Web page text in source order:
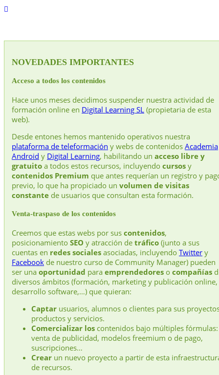
NOVEDADES IMPORTANTES
Acceso a todos los contenidos
Hace unos meses decidimos suspender nuestra actividad de
formación online en Digital Learning SL (propietaria de esta
web).
Desde entones hemos mantenido operativos nuestra
plataforma de teleformación y webs de contenidos Academia
Android y Digital Learning, habilitando un acceso libre y
gratuito a todos estos recursos, incluyendo cursos y
contenidos Premium que antes requerían un registro y
previo, lo que ha propiciado un volumen de visitas
constante de usuarios que consultan esta formación.
Venta-traspaso de los contenidos
Creemos que estas webs por sus contenidos,
posicionamiento SEO y atracción de tráfico (junto a sus
cuentas en redes sociales asociadas, incluyendo Twitter y
Facebook de nuestro curso de Community Manager) pueden
ser una oportunidad para emprendedores o compañías
diversos ámbitos (formación, marketing y publicación online,
desarrollo software,…) que quieran:
Captar usuarios, alumnos o clientes para sus
productos y servicios.
Comercializar los contenidos bajo múltiples fórmulas:
venta de publicidad, modelos freemium o de pago,
suscripciones…
Crear un nuevo proyecto a partir de esta
de recursos.